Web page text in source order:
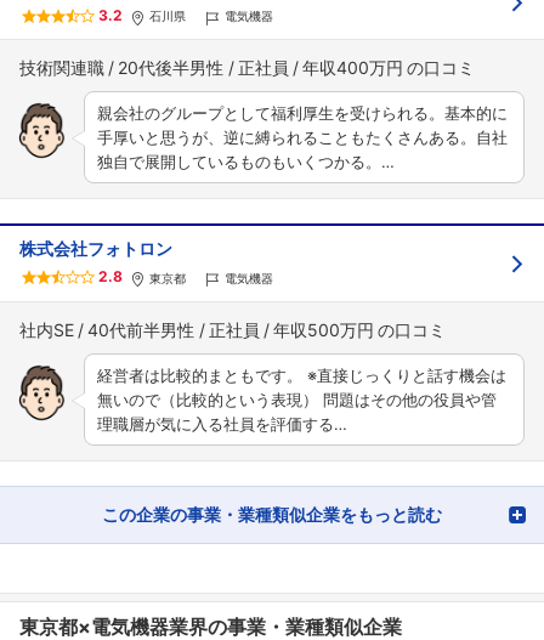
3.2 石川県 電気機器
技術関連職 20代後半男性 正社員 年収400万円
親会社のグループとして福利厚生を受けられる。基本的に
手厚いと思うが、逆に縛られることもたくさんある。自社
独自で展開しているものもいくつかる。…
株式会社フォトロン
2.8 東京都 電気機器
社内SE 40代前半男性 正社員 年収500万円
経営者は比較的まともです。 ※直接じっくりと話す機会は
無いので（比較的という表現） 問題はその他の役員や管
理職層が気に入る社員を評価する…
この企業の事業・業種類似企業をもっと読む
東京都×電気機器業界の事業・業種類似企業